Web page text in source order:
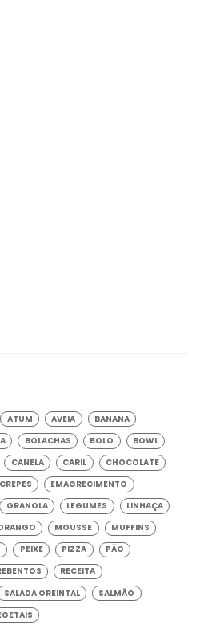
ATUM AVEIA
BANANA
BOLACHAS BOLO
BOWL
CANELA CARIL
CHOCOLATE
CREPES
EMAGRECIMENTO
GRANOLA LEGUMES
LINHAÇA
MOUSSE
MUFFINS
PEIXE PIZZA
PÃO
RECEITA
SALADA OREINTAL
SALMÃO